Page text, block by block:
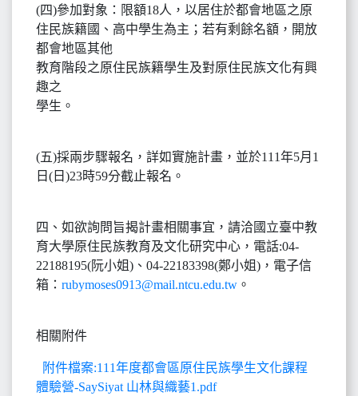
(四)參加對象：限額18人，以居住於都會地區之原
住民族籍國、高中學生為主；若有剩餘名額，開放
都會地區其他
教育階段之原住民族籍學生及對原住民族文化有興
趣之
學生。
(五)採兩步驟報名，詳如實施計畫，並於111年5月1
日(日)23時59分截止報名。
四、如欲詢問旨揭計畫相關事宜，請洽國立臺中教
育大學原住民族教育及文化研究中心，電話:04-
22188195(阮小姐)、04-22183398(鄭小姐)，電子信
箱： rubymoses0913@mail.ntcu.edu.tw 。
相關附件
附件檔案:111年度都會區原住民族學生文化課程
體驗營-SaySiyat 山林與織藝1.pdf